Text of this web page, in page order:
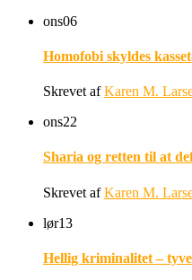
ons06
Homofobi skyldes
Skrevet afKaren M.
ons22
Sharia og retten til at
Skrevet afKaren M.
lør13
Hellig kriminalitet –